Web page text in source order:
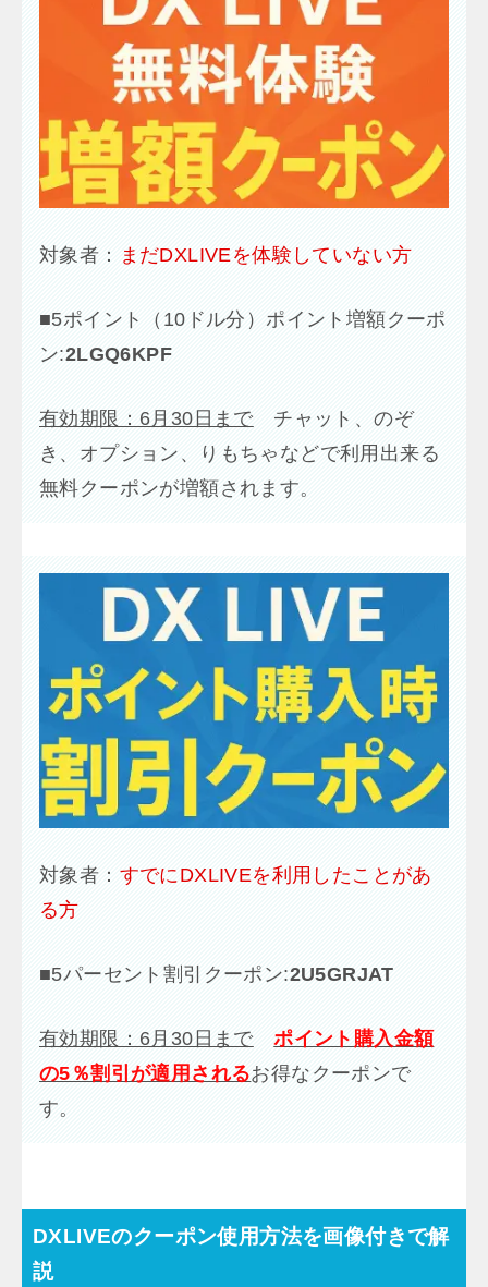
対象者： まだDXLIVEを体験していない方
■5ポイント（10ドル分）ポイント増額クーポ
ン:2LGQ6KPF
有効期限：6月30日までチャット、のぞ
き、オプション、りもちゃなどで利用出来る
無料クーポンが増額されます。
対象者： すでにDXLIVEを利用したことがあ
る方
■5パーセント割引クーポン:2U5GRJAT
有効期限：6月30日まで
ポイント購入金額
の5％割引が適用されるお得なクーポンで
す。
DXLIVEのクーポン使用方法を画像付きで解
説